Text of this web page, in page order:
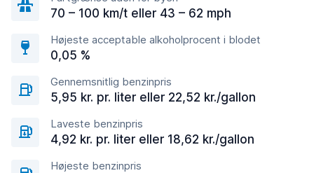
70 – 100 km/t eller 43 – 62 mph
Højeste acceptable alkoholprocent i blodet
0,05 %
Gennemsnitlig benzinpris
5,95 kr. pr. liter eller 22,52 kr./gallon
Laveste benzinpris
4,92 kr. pr. liter eller 18,62 kr./gallon
Højeste benzinpris